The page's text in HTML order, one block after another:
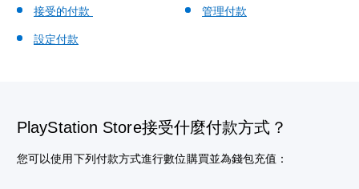
接受的付款
設定付款
管理付款
PlayStation Store接受什麼付款方式？
您可以使用下列付款方式進行數位購買並為錢包充值：